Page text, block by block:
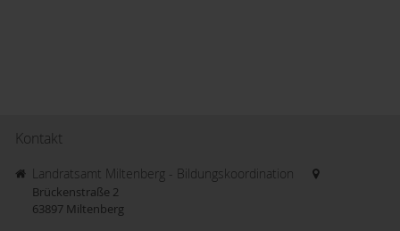
Kontakt
Landratsamt Miltenberg - Bildungskoordination
Brückenstraße 2
63897 Miltenberg